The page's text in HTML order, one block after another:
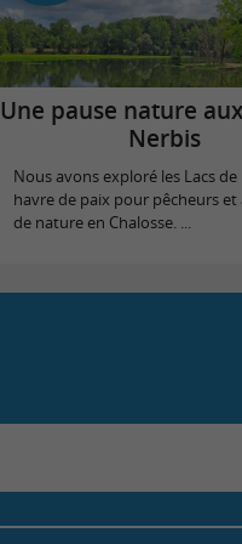
Une pause nature
Nerbis
Nous avons exploré les Lacs
havre de paix pour pêcheurs
de nature en Chalosse. ...